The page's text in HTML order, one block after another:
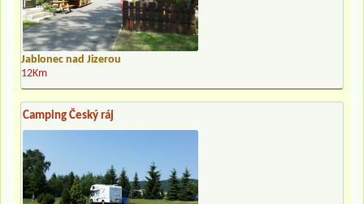
Jablonec nad Jizerou
12Km
Camping Český ráj